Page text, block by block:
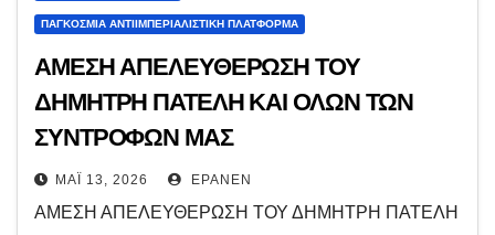
ΠΑΓΚΌΣΜΙΑ ΑΝΤΙΙΜΠΕΡΙΑΛΙΣΤΙΚΉ ΠΛΑΤΦΌΡΜΑ
ΑΜΕΣΗ ΑΠΕΛΕΥΘΕΡΩΣΗ ΤΟΥ
ΔΗΜΗΤΡΗ ΠΑΤΕΛΗ ΚΑΙ ΟΛΩΝ ΤΩΝ
ΣΥΝΤΡΟΦΩΝ ΜΑΣ
ΜΆΙ 13, 2026 EPANEN
ΑΜΕΣΗ ΑΠΕΛΕΥΘΕΡΩΣΗ ΤΟΥ ΔΗΜΗΤΡΗ ΠΑΤΕΛΗ